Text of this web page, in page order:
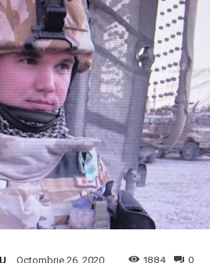
Octombrie 26, 2020 0
1884